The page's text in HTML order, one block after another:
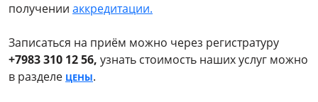
получении аккредитации.
Записаться на приём можно через регистратуру
+7983 310 12 56, узнать стоимость наших услуг можно
в разделе ЦЕНЫ.